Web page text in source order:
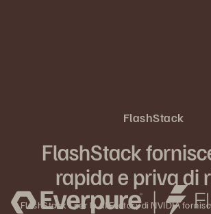
FlashStack
FlashStack
rapida e priva di
FlashStack® per le AI Factory di NVIDIA